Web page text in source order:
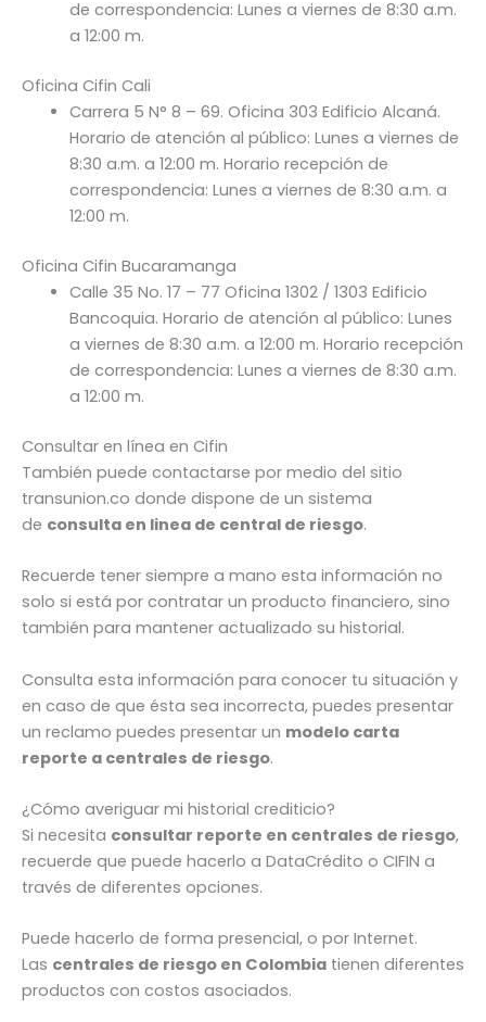
de correspondencia: Lunes a viernes de 8:30 a.m.
a 12:00 m.
Oficina Cifin Cali
Carrera 5 N° 8 – 69. Oficina 303 Edificio Alcaná.
Horario de atención al público: Lunes a viernes de
8:30 a.m. a 12:00 m. Horario recepción de
correspondencia: Lunes a viernes de 8:30 a.m. a
12:00 m.
Oficina Cifin Bucaramanga
Calle 35 No. 17 – 77 Oficina 1302 / 1303 Edificio
Bancoquia. Horario de atención al público: Lunes
a viernes de 8:30 a.m. a 12:00 m. Horario recepción
de correspondencia: Lunes a viernes de 8:30 a.m.
a 12:00 m.
Consultar en línea en Cifin
También puede contactarse por medio del sitio
transunion.co donde dispone de un sistema
de consulta en linea de central de riesgo.
Recuerde tener siempre a mano esta información no
solo si está por contratar un producto financiero, sino
también para mantener actualizado su historial.
Consulta esta información para conocer tu situación y
en caso de que ésta sea incorrecta, puedes presentar
un reclamo puedes presentar un modelo carta
reporte a centrales de riesgo.
¿Cómo averiguar mi historial crediticio?
Si necesita consultar reporte en centrales de riesgo,
recuerde que puede hacerlo a DataCrédito o CIFIN a
través de diferentes opciones.
Puede hacerlo de forma presencial, o por Internet.
Las centrales de riesgo en Colombia tienen diferentes
productos con costos asociados.